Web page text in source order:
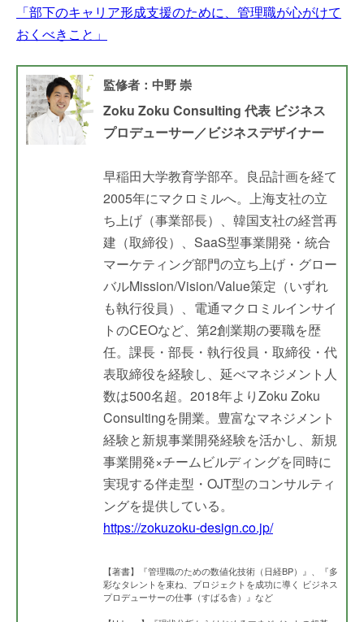
「部下のキャリア形成支援のために、管理職が心がけて
おくべきこと」
監修者：中野 崇
Zoku Zoku Consulting 代表 ビジネス
プロデューサー／ビジネスデザイナー
早稲田大学教育学部卒。良品計画を経て
2005年にマクロミルへ。上海支社の立
ち上げ（事業部長）、韓国支社の経営再
建（取締役）、SaaS型事業開発・統合
マーケティング部門の立ち上げ・グロー
バルMission/Vision/Value策定（いずれ
も執行役員）、電通マクロミルインサイ
トのCEOなど、第2創業期の要職を歴
任。課長・部長・執行役員・取締役・代
表取締役を経験し、延べマネジメント人
数は500名超。2018年よりZoku Zoku
Consultingを開業。豊富なマネジメント
経験と新規事業開発経験を活かし、新規
事業開発×チームビルディングを同時に
実現する伴走型・OJT型のコンサルティ
ングを提供している。
https://zokuzoku-design.co.jp/
【著書】『管理職のための数値化技術（日経BP）』、『多
彩なタレントを束ね、プロジェクトを成功に導く ビジネス
プロデューサーの仕事（すばる舎）』など